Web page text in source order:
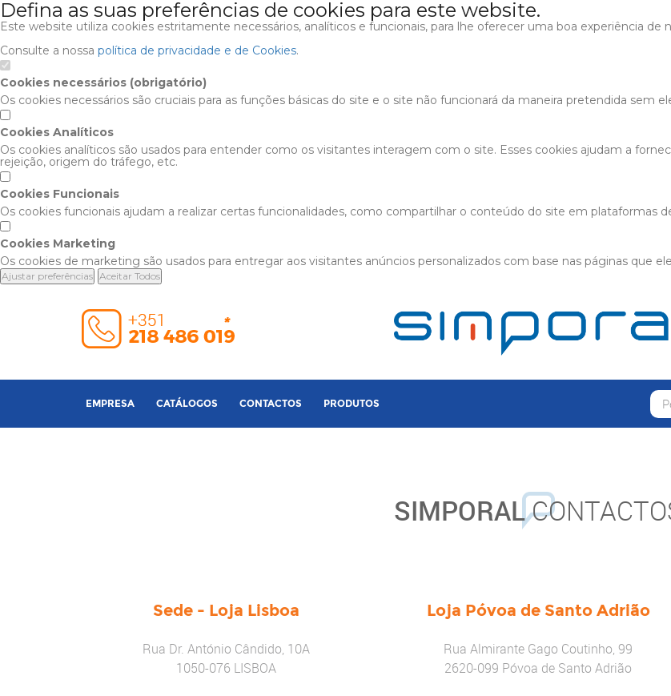
Defina as suas preferências de cookies para este website.
Este website utiliza cookies estritamente necessários, analíticos e funcionais, para lhe oferecer uma boa experiência de
Consulte a nossa política de privacidade e de Cookies.
Cookies necessários (obrigatório)
Os cookies necessários são cruciais para as funções básicas do site e o site não funcionará da maneira pretendida sem
Cookies Analíticos
Os cookies analíticos são usados para entender como os visitantes interagem com o site. Esses cookies ajudam a
rejeição, origem do tráfego, etc.
Cookies Funcionais
Os cookies funcionais ajudam a realizar certas funcionalidades, como compartilhar o conteúdo do site em plataformas
Cookies Marketing
Os cookies de marketing são usados para entregar aos visitantes anúncios personalizados com base nas páginas que
Ajustar preferências Aceitar Todos
EMPRESA CATÁLOGOS CONTACTOS PRODUTOS
SIMPORAL
Sede - Loja Lisboa
​Rua Dr. António Cândido, 10A
1050-076 LISBOA
Loja Póvoa de Santo Adrião
Rua Almirante Gago Coutinho, 99
2620-099 Póvoa de Santo Adrião